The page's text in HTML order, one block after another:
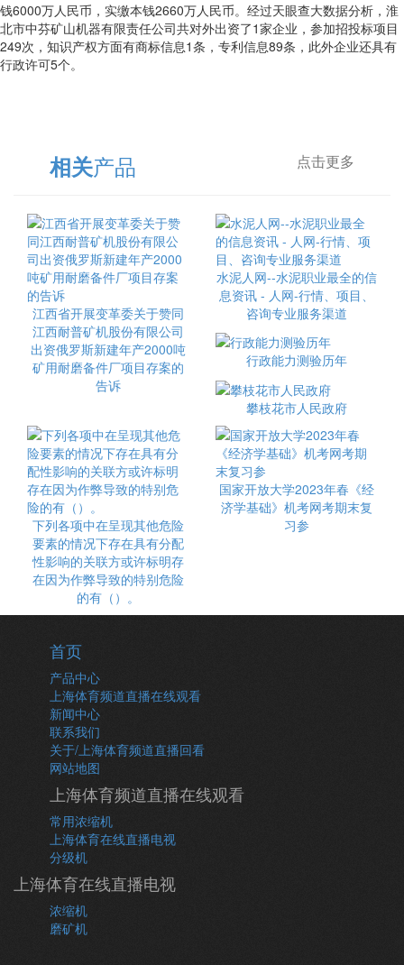
钱6000万人民币，实缴本钱2660万人民币。经过天眼查大数据分析，淮
北市中芬矿山机器有限责任公司共对外出资了1家企业，参加招投标项目
249次，知识产权方面有商标信息1条，专利信息89条，此外企业还具有
行政许可5个。
相关产品 点击更多
江西省开展变革委关于赞同
江西耐普矿机股份有限公司
出资俄罗斯新建年产2000吨
矿用耐磨备件厂项目存案的
告诉
水泥人网--水泥职业最全的信
息资讯 - 人网-行情、项目、
咨询专业服务渠道
行政能力测验历年
攀枝花市人民政府
下列各项中在呈现其他危险
要素的情况下存在具有分配
性影响的关联方或许标明存
在因为作弊导致的特别危险
的有（）。
国家开放大学2023年春《经
济学基础》机考网考期末复
习参
首页
产品中心
上海体育频道直播在线观看
新闻中心
联系我们
关于/上海体育频道直播回看
网站地图
上海体育频道直播在线观看
常用浓缩机
上海体育在线直播电视
分级机
上海体育在线直播电视
浓缩机
磨矿机